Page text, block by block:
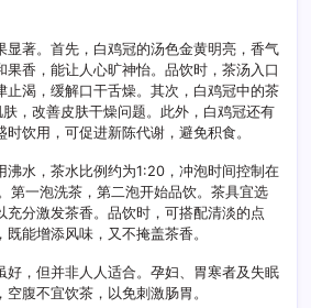
显著。首先，白鸡冠的汤色金黄明亮，香气
果香，能让人心旷神怡。品饮时，茶汤入口
止渴，缓解口干舌燥。其次，白鸡冠中的茶
，改善皮肤干燥问题。此外，白鸡冠还有
饮用，可促进新陈代谢，避免积食。
沸水，茶水比例约为1:20，冲泡时间控制在
第一泡洗茶，第二泡开始品饮。茶具宜选
充分激发茶香。品饮时，可搭配清淡的点
能增添风味，又不掩盖茶香。
好，但并非人人适合。孕妇、胃寒者及失眠
腹不宜饮茶，以免刺激肠胃。